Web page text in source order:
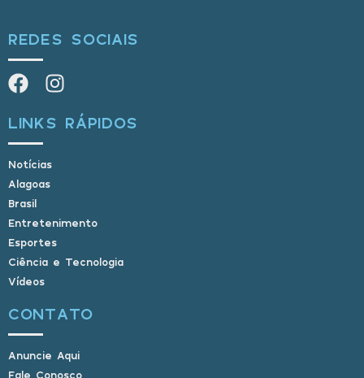
REDES SOCIAIS
LINKS RÁPIDOS
Notícias
Alagoas
Brasil
Entretenimento
Esportes
Ciência e Tecnologia
Vídeos
CONTATO
Anuncie Aqui
Fale Conosco